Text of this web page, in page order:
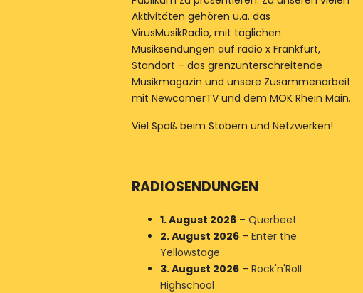
Aktivitäten gehören u.a. das
VirusMusikRadio, mit täglichen
Musiksendungen auf radio x Frankfurt,
Standort – das grenzunterschreitende
Musikmagazin und unsere Zusammenarbeit
mit NewcomerTV und dem MOK Rhein Main.
Viel Spaß beim Stöbern und Netzwerken!
RADIOSENDUNGEN
1. August 2026– Querbeet
2. August 2026– Enter the
Yellowstage
3. August 2026– Rock'n'Roll
Highschool